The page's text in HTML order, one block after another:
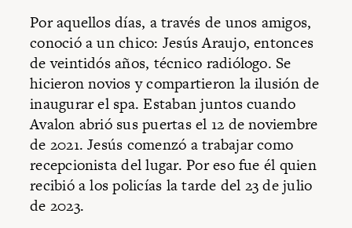
Por aquellos días, a través de unos amigos,
conoció a un chico: Jesús Araujo, entonces
de veintidós años, técnico radiólogo. Se
hicieron novios y compartieron la ilusión de
inaugurar el spa. Estaban juntos cuando
Avalon abrió sus puertas el 12 de noviembre
de 2021. Jesús comenzó a trabajar como
recepcionista del lugar. Por eso fue él quien
recibió a los policías la tarde del 23 de julio
de 2023.